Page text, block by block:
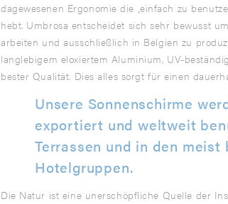
dagewesenen Ergonomie die ‚einfach zu
hebt. Umbrosa entscheidet sich sehr bewusst
arbeiten und ausschließlich in Belgien zu
langlebigem eloxiertem Aluminium, UV-
bester Qualität. Dies alles sorgt für einen
Unsere Sonnenschirme
exportiert und weltweit
Terrassen und in den meist
Hotelgruppen.
Die Natur ist eine unerschöpfliche Quelle der